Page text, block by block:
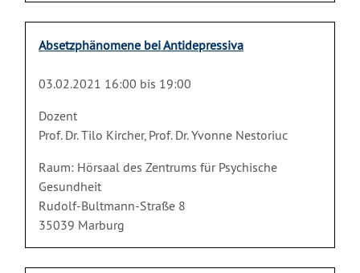
Absetzphänomene bei Antidepressiva
03.02.2021 16:00 bis 19:00
Dozent
Prof. Dr. Tilo Kircher, Prof. Dr. Yvonne Nestoriuc
Raum: Hörsaal des Zentrums für Psychische
Gesundheit
Rudolf-Bultmann-Straße 8
35039 Marburg